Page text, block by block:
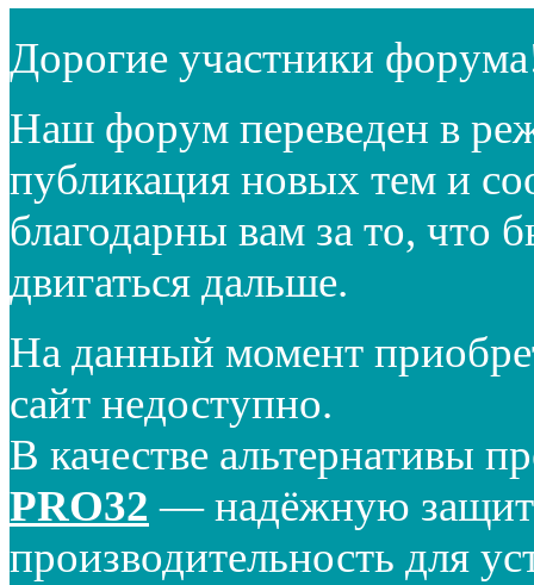
Дорогие участники
Наш форум переведен в
публикация новых тем и
благодарны вам за то, что
двигаться дальше.
На данный момент
сайт недоступно.
В качестве альтернативы
PRO32 — надёжную
производительность для